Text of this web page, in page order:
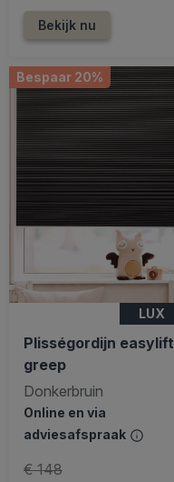
Bekijk nu
Bespaar 20%
LUX
Plisségordijn easylift
greep
Donkerbruin
Online en via
adviesafspraak
€ 148